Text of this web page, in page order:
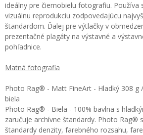
ideálny pre čiernobielu fotografiu. Používa
vizuálnu reprodukciu zodpovedajúcu
štandardom. Ďalej pre výtlačky v
prezentačné plagáty na výstavné a
pohľadnice.
Matná fotografia
Photo Rag® - Matt FineArt - Hladký 308 g
biela
Photo Rag® - Biela - 100% bavlna s
zaručuje archívne štandardy. Photo Rag®
štandardy denzity, farebného rozsahu,